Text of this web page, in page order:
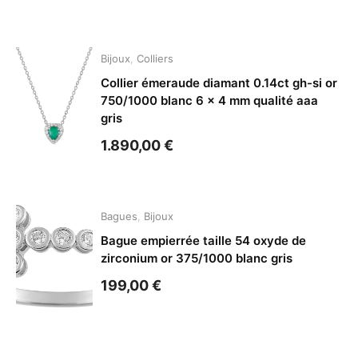
Bijoux Colliers
Collier émeraude diamant 0.14ct gh-si or
750/1000 blanc 6 x 4 mm qualité aaa
gris
1.890,00€
Bagues Bijoux
Bague empierrée taille 54 oxyde de
zirconium or 375/1000 blanc gris
199,00€